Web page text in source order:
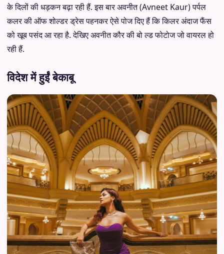
के दिलों की धड़कन बढ़ा रही हैं. इस बार अवनीत (Avneet Kaur) पर्पल
कलर की ऑफ शोल्डर ड्रेस पहनकर ऐसे पोज दिए हैं कि किलर अंदाज फैंस
को खूब पसंद आ रहा है. देखिए अवनीत कौर की बो ल्ड फोटोज जो वायरल हो
रही हैं.
विदेश में हुईं बेकाबू